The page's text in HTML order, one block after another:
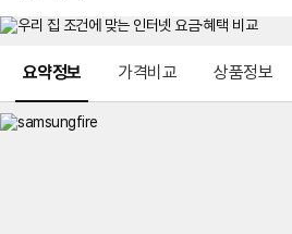
요약정보 가격비교 상품정보